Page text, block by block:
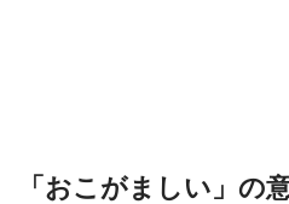
「おこがましい」の